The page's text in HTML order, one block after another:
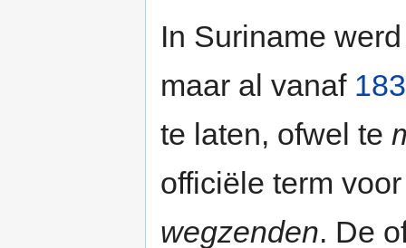
In Suriname
maar al vanaf
te laten, ofwel te
officiële term
wegzenden. De